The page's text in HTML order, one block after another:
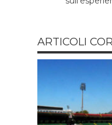
ARTICOLI